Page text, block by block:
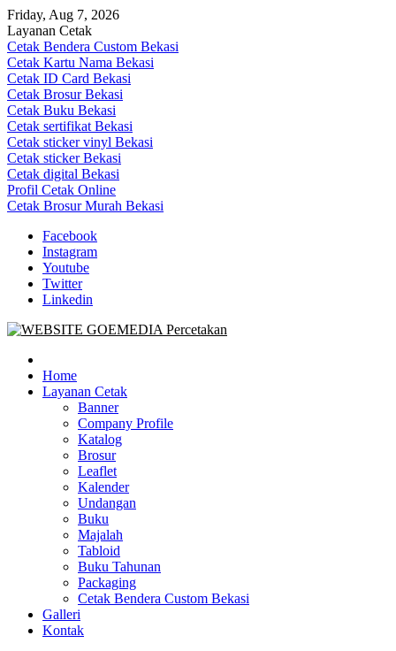
Skip
to
content
Friday, Aug 7, 2026
Layanan Cetak
Cetak Bendera Custom Bekasi
Cetak Kartu Nama Bekasi
Cetak ID Card Bekasi
Cetak Brosur Bekasi
Cetak Buku Bekasi
Cetak sertifikat Bekasi
Cetak sticker vinyl Bekasi
Cetak sticker Bekasi
Cetak digital Bekasi
Profil Cetak Online
Cetak Brosur Murah Bekasi
Facebook
Instagram
Youtube
Twitter
Linkedin
Goe Media Percetakan | 0822-4439-5599 (Call/WA)
0822-4439-5599 (Call/WA) Percetakan jasa cetak banner buku yasin
invoice kartu nama label map nota spanduk stiker undangan
pernikahan murah online 24 jam
Home
Layanan Cetak
Banner
Company Profile
Katalog
Brosur
Leaflet
Kalender
Undangan
Buku
Majalah
Tabloid
Buku Tahunan
Packaging
Cetak Bendera Custom Bekasi
Galleri
Kontak